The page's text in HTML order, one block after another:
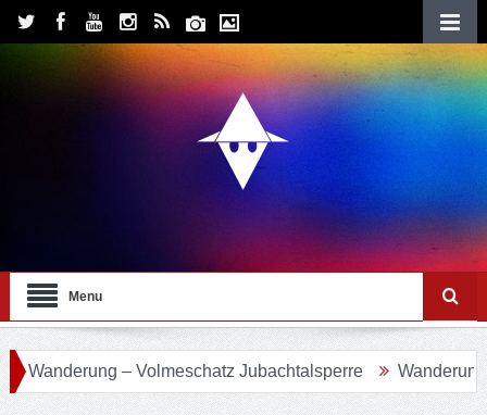
Menu
– Volmeschatz Jubachtalsperre Wanderung 24